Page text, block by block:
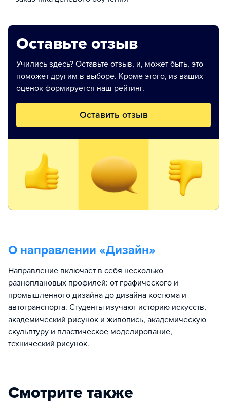
Оставьте отзыв
Учились здесь? Оставьте отзыв, и, может быть, это
поможет другим в выборе. Кроме этого, из ваших
оценок формируется наш рейтинг.
Оставить отзыв
О направлении «Дизайн»
Направление включает в себя несколько
разноплановых профилей: от графического и
промышленного дизайна до дизайна костюма и
автотранспорта. Студенты изучают историю искусств,
академический рисунок и живопись, академическую
скульптуру и пластическое моделирование,
технический рисунок.
Смотрите также